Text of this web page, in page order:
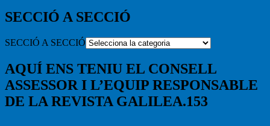
SECCIÓ A SECCIÓ
SECCIÓ A SECCIÓ
AQUÍ ENS TENIU EL CONSELL
ASSESSOR I L’EQUIP RESPONSABLE
DE LA REVISTA GALILEA.153